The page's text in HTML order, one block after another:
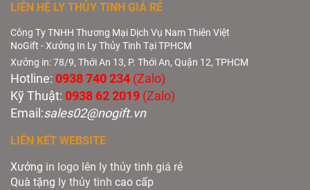
LIÊN HỆ LY THỦY TINH GIÁ RẺ
Công Ty TNHH Thương Mại Dịch Vụ Nam Thiên Việt
NoGift - Xưởng In Ly Thủy Tinh Tại TPHCM
Xưởng in: 78/9, Thới An 13, P. Thới An, Quận 12, TPHCM
Hotline: 0938 740 234 (Zalo)
Kỹ Thuật: 0938 62 2019 (Zalo)
Email:sales02@nogift.vn
LIÊN KẾT WEBSITE
Xưởng in logo lên ly thủy tinh giá rẻ
Quà tặng ly thủy tinh cao cấp